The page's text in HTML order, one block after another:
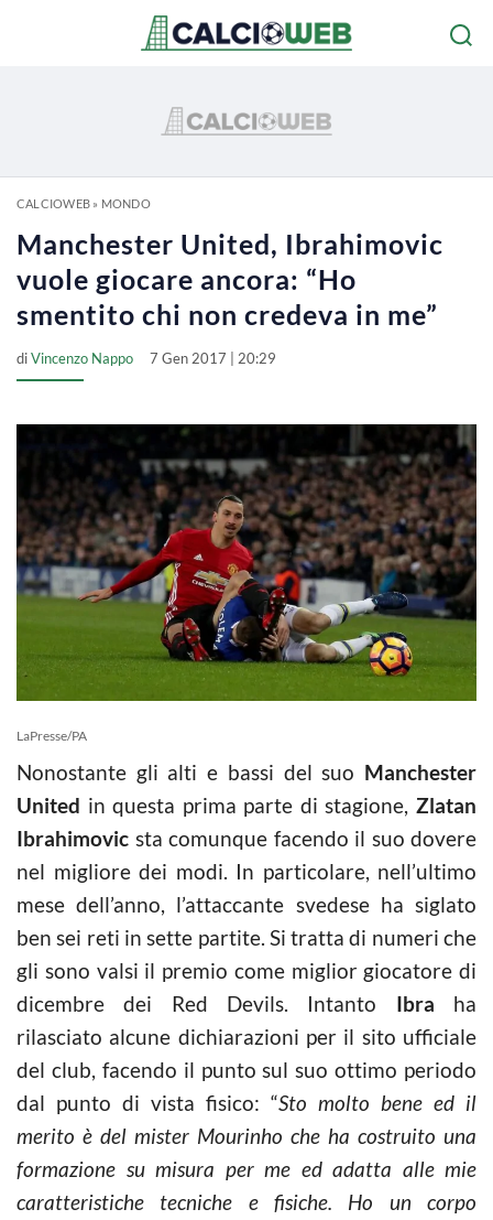
CALCIOWEB» MONDO
Manchester United, Ibrahimovic
vuole giocare ancora: “Ho
smentito chi non credeva in me”
diVincenzo Nappo 7 Gen 2017 | 20:29
LaPresse/PA
Nonostante gli alti e bassi del suo Manchester
United in questa prima parte di stagione, Zlatan
Ibrahimovic sta comunque facendo il suo dovere
nel migliore dei modi. In particolare, nell’ultimo
mese dell’anno, l’attaccante svedese ha siglato
ben sei reti in sette partite. Si tratta di numeri che
gli sono valsi il premio come miglior giocatore di
dicembre dei Red Devils. Intanto Ibra ha
rilasciato alcune dichiarazioni per il sito ufficiale
del club, facendo il punto sul suo ottimo periodo
dal punto di vista fisico: “Sto molto bene ed il
merito è del mister Mourinho che ha costruito una
formazione su misura per me ed adatta alle mie
caratteristiche tecniche e fisiche. Ho un corpo